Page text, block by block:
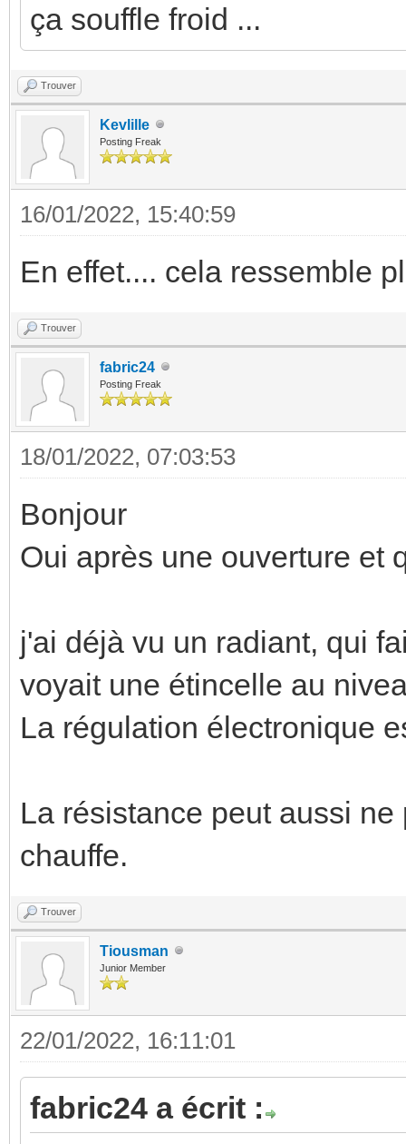
ça souffle froid ...
Trouver
Kevlille
Posting Freak
16/01/2022, 15:40:59
En effet.... cela ressemble
Trouver
fabric24
Posting Freak
18/01/2022, 07:03:53
Bonjour
Oui après une ouverture et
j'ai déjà vu un radiant, qui
voyait une étincelle au
La régulation électronique
La résistance peut aussi
chauffe.
Trouver
Tiousman
Junior Member
22/01/2022, 16:11:01
fabric24 a écrit :